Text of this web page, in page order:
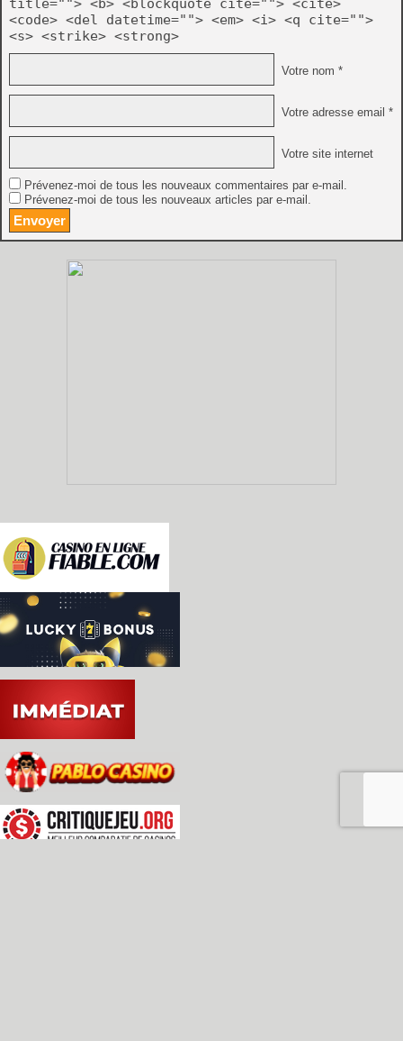
title=""> <b> <blockquote cite=""> <cite>
<code> <del datetime=""> <em> <i> <q cite="">
<s> <strike> <strong>
Votre nom *
Votre adresse email *
Votre site internet
Prévenez-moi de tous les nouveaux commentaires par e-mail.
Prévenez-moi de tous les nouveaux articles par e-mail.